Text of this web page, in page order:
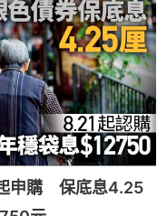
申購 保底息4.25